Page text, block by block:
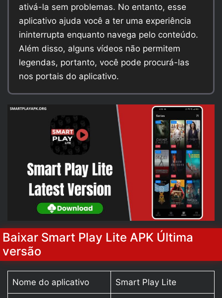
ativá-la sem problemas. No entanto, esse
aplicativo ajuda você a ter uma experiência
ininterrupta enquanto navega pelo conteúdo.
Além disso, alguns vídeos não permitem
legendas, portanto, você pode procurá-las
nos portais do aplicativo.
Baixar Smart Play Lite APK Última
versão
Nome do aplicativo Smart Play Lite